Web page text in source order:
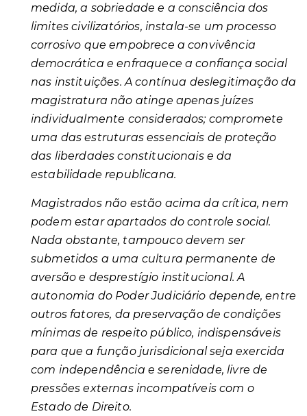
medida, a sobriedade e a consciência dos
limites civilizatórios, instala-se um processo
corrosivo que empobrece a convivência
democrática e enfraquece a confiança social
nas instituições. A contínua deslegitimação da
magistratura não atinge apenas juízes
individualmente considerados; compromete
uma das estruturas essenciais de proteção
das liberdades constitucionais e da
estabilidade republicana.
Magistrados não estão acima da crítica, nem
podem estar apartados do controle social.
Nada obstante, tampouco devem ser
submetidos a uma cultura permanente de
aversão e desprestígio institucional. A
autonomia do Poder Judiciário depende, entre
outros fatores, da preservação de condições
mínimas de respeito público, indispensáveis
para que a função jurisdicional seja exercida
com independência e serenidade, livre de
pressões externas incompatíveis com o
Estado de Direito.